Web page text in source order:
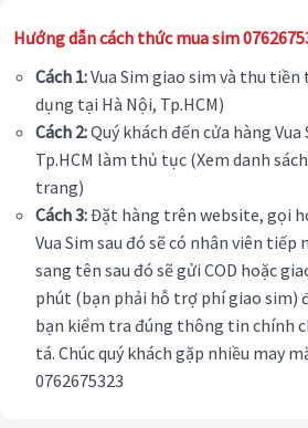
Hướng dẫn cách thức mua sim
Cách 1:Vua Sim giao sim và thu
dụng tại Hà Nội, Tp.HCM)
Cách 2:Quý khách đến cửa hàng
Tp.HCM làm thủ tục (Xem danh
trang)
Cách 3:Đặt hàng trên website, gọi
Vua Sim sau đó sẽ có nhân viên
sang tên sau đó sẽ gửi COD hoặc
phút (bạn phải hỗ trợ phí giao sim)
bạn kiểm tra đúng thông tin chính
tá. Chúc quý khách gặp nhiều may
0762675323